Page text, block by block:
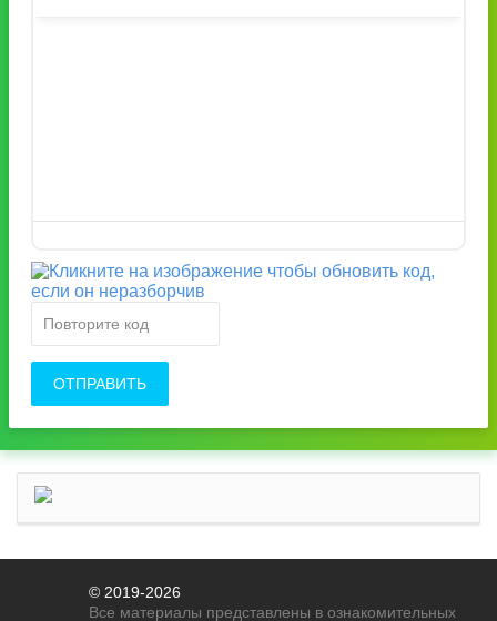
ОТПРАВИТЬ
© 2019-2026
Все материалы представлены в ознакомительных